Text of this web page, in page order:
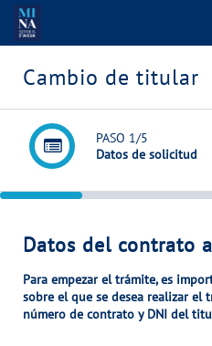
GESTIONES ONLINE
VER TODAS LAS GESTIONES
TU SERVICIO
VER TODAS LAS GESTIONES
Cambio de titular
PASO 1/5
Datos de solicitud
Datos del contrato
Para empezar el trámite, es
sobre el que se desea realizar el
número de contrato y DNI del